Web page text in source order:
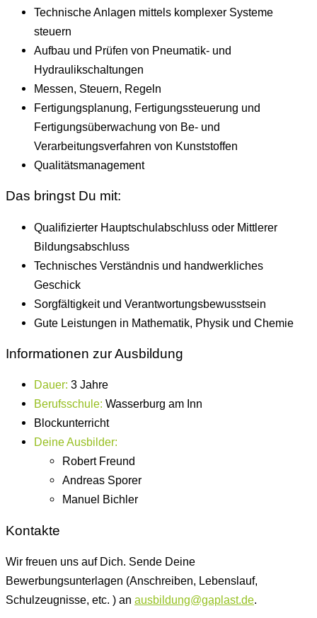
Technische Anlagen mittels komplexer Systeme
steuern
Aufbau und Prüfen von Pneumatik- und
Hydraulikschaltungen
Messen, Steuern, Regeln
Fertigungsplanung, Fertigungssteuerung und
Fertigungsüberwachung von Be- und
Verarbeitungsverfahren von Kunststoffen
Qualitätsmanagement
Das bringst Du mit:
Qualifizierter Hauptschulabschluss oder Mittlerer
Bildungsabschluss
Technisches Verständnis und handwerkliches
Geschick
Sorgfältigkeit und Verantwortungsbewusstsein
Gute Leistungen in Mathematik, Physik und Chemie
Informationen zur Ausbildung
Dauer: 3 Jahre
Berufsschule: Wasserburg am Inn
Blockunterricht
Deine Ausbilder:
Robert Freund
Andreas Sporer
Manuel Bichler
Kontakte
Wir freuen uns auf Dich. Sende Deine
Bewerbungsunterlagen (Anschreiben, Lebenslauf,
Schulzeugnisse, etc. ) an ausbildung@gaplast.de.